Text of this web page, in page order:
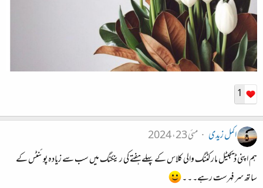
1
اکمل زیدی
مئی 23، 2024
ہم اپنی ڈیجیٹل مارکٹنگ والی کلاس کے پہلے ہفتے کی رینکنگ میں سب سے زیادہ پوئنٹس کے
ساتھ سر فہرست رہے۔ ۔ ۔